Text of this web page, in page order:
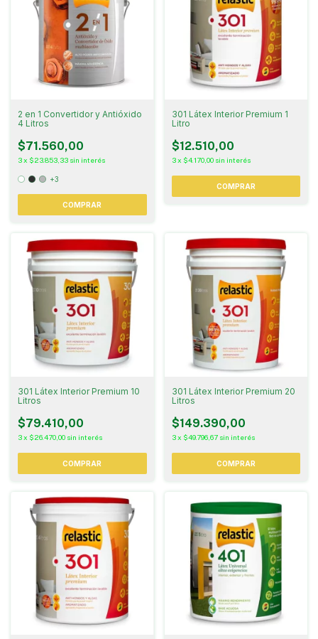
2 en 1 Convertidor y Antióxido
4 Litros
$71.560,00
3x $23.853,33 sin interés
+3
COMPRAR
301 Látex Interior Premium 1
Litro
$12.510,00
3 x $4.170,00 sin interés
COMPRAR
301 Látex Interior Premium 10
Litros
$79.410,00
3x $26.470,00 sin interés
COMPRAR
301 Látex Interior Premium 20
Litros
$149.390,00
3 x $49.796,67 sin interés
COMPRAR